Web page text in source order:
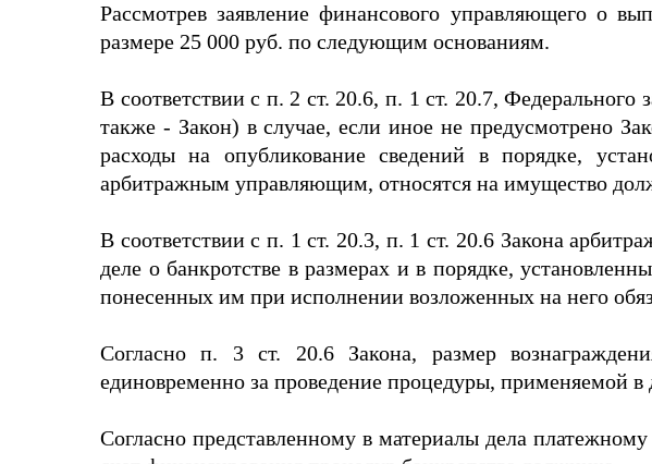
Рассмотрев заявление финансового управляющего о
размере 25 000 руб. по следующим основаниям.
В соответствии с п. 2 ст. 20.6, п. 1 ст. 20.7,
также - Закон) в случае, если иное не предусмотрено
расходы на опубликование сведений в порядке,
арбитражным управляющим, относятся на имущество
В соответствии с п. 1 ст. 20.3, п. 1 ст. 20.6 Закона
деле о банкротстве в размерах и в порядке,
понесенных им при исполнении возложенных на него
Согласно п. 3 ст. 20.6 Закона, размер
единовременно за проведение процедуры, применяемой в
Согласно представленному в материалы дела